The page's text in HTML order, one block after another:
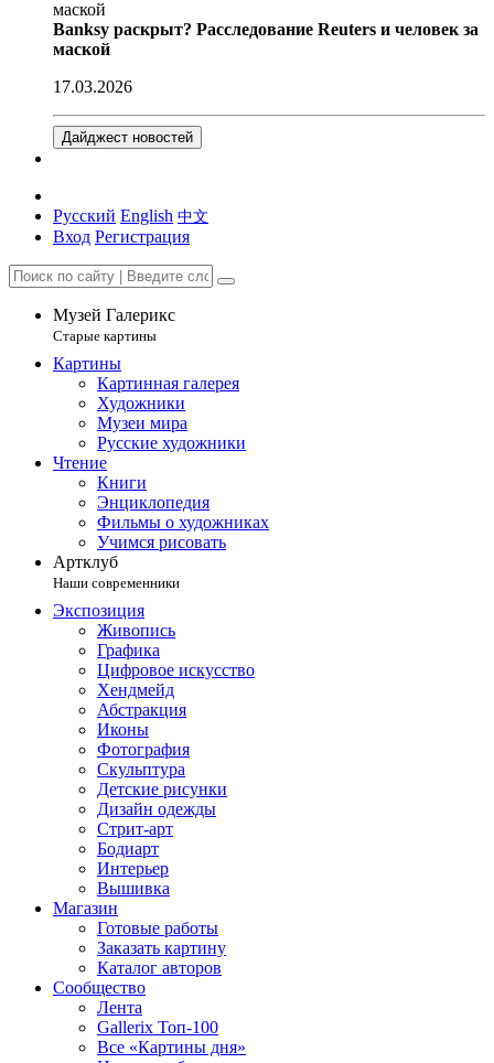
Banksy раскрыт? Расследование Reuters и человек за
маской
17.03.2026
Дайджест новостей
Русский English 中文
Вход Регистрация
Музей Галерикс
Старые картины
Картины
Картинная галерея
Художники
Музеи мира
Русские художники
Чтение
Книги
Энциклопедия
Фильмы о художниках
Учимся рисовать
Артклуб
Наши современники
Экспозиция
Живопись
Графика
Цифровое искусство
Хендмейд
Абстракция
Иконы
Фотография
Скульптура
Детские рисунки
Дизайн одежды
Стрит-арт
Бодиарт
Интерьер
Вышивка
Магазин
Готовые работы
Заказать картину
Каталог авторов
Сообщество
Лента
Gallerix Топ-100
Все «Картины дня»